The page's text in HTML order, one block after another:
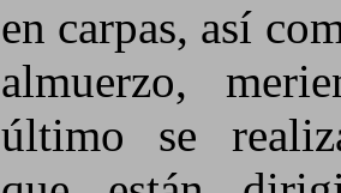
en carpas, así
almuerzo,
último se